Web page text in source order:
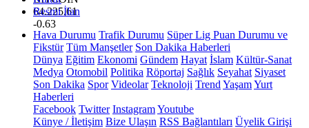
64.225,61
-0.63
Resmi İlan
Hava Durumu Trafik Durumu Süper Lig Puan Durumu ve
Fikstür Tüm Manşetler Son Dakika Haberleri
Dünya Eğitim Ekonomi Gündem Hayat İslam Kültür-Sanat
Medya Otomobil Politika Röportaj Sağlık Seyahat Siyaset
Son Dakika Spor Videolar Teknoloji Trend YaşamYurt
Haberleri
Facebook Twitter InstagramYoutube
Künye / İletişim Bize Ulaşın RSS Bağlantıları Üyelik Girişi